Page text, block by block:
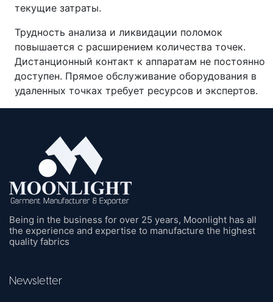
текущие затраты.
Трудность анализа и ликвидации поломок
повышается с расширением количества точек.
Дистанционный контакт к аппаратам не постоянно
доступен. Прямое обслуживание оборудования в
удаленных точках требует ресурсов и экспертов.
Being in the business for over 25 years, Moonlight has all
the experience and expertise to manufacture the highest
quality fabrics
Newsletter